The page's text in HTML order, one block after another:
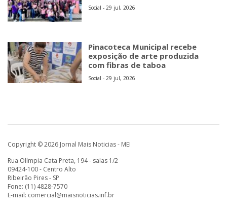
Social - 29 jul, 2026
Pinacoteca Municipal recebe
exposição de arte produzida
com fibras de taboa
Social - 29 jul, 2026
Copyright © 2026 Jornal Mais Noticias - MEI
Rua Olímpia Cata Preta, 194 - salas 1/2
09424-100 - Centro Alto
Ribeirão Pires - SP
Fone: (11) 4828-7570
E-mail: comercial@maisnoticias.inf.br